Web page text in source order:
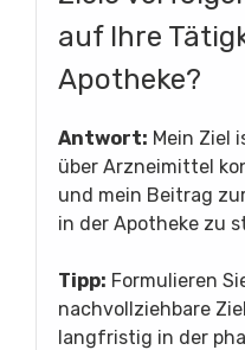
auf Ihre
Apotheke?
Antwort: Mein Ziel
über Arzneimittel
und mein Beitrag
in der Apotheke zu
Tipp: Formulieren
nachvollziehbare
langfristig in der